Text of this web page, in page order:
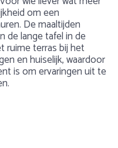
om een
De maaltijden
de lange tafel in de
ruime terras bij het
en huiselijk, waardoor
is om ervaringen uit te